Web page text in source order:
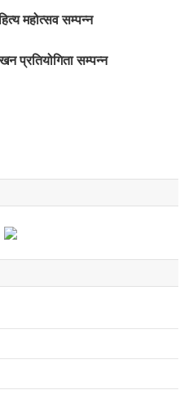
महोत्सव सम्पन्न
प्रतियोगिता सम्पन्न